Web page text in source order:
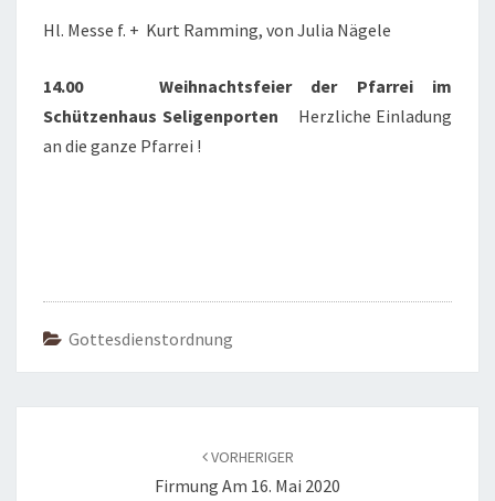
Hl. Messe f. + Kurt Ramming, von Julia Nägele
14.00 Weihnachtsfeier der Pfarrei im
Schützenhaus Seligenporten Herzliche Einladung
an die ganze Pfarrei !
Gottesdienstordnung
VORHERIGER
Firmung Am 16. Mai 2020